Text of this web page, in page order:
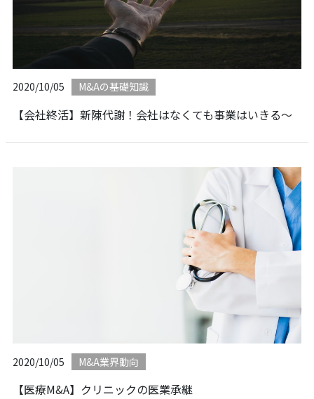
2020/10/05 M&Aの基礎知識
【会社終活】新陳代謝！会社はなくても事業はいきる～
2020/10/05 M&A業界動向
【医療M&A】クリニックの医業承継